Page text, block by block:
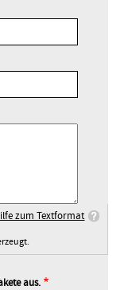
zum Textformat
aus.